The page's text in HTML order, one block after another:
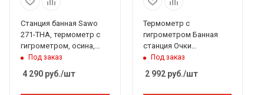
Станция банная Sawo
271-THA, термометр с
гигрометром, осина,
225*140 мм
Под заказ
4 290 руб./шт
Термометр с
гигрометром Банная
станция Очки
восьмиугольник,
контраст, TH-22-C, 212F
Банный Эксперт
Под заказ
2 992руб./шт